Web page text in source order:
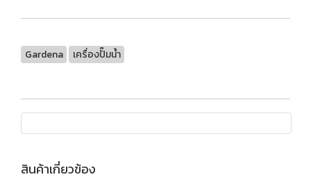
Gardena เครื่องปั๊มน้ำ
สินค้าเกี่ยวข้อง